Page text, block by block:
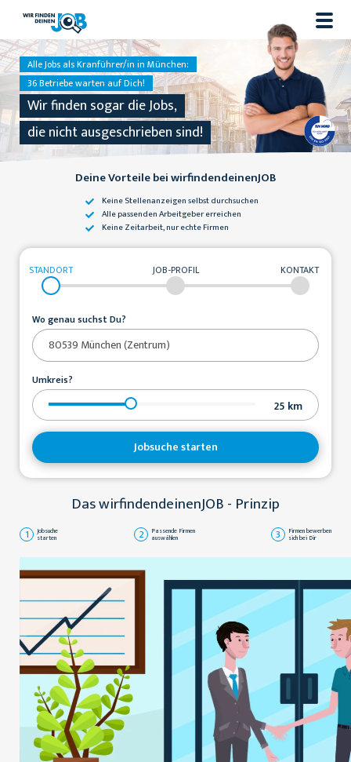
Alle Jobs als Kranführer/in in München:
36 Betriebe warten auf Dich!
Wir finden sogar die Jobs,
die nicht ausgeschrieben sind!
Deine Vorteile bei wirfindendeinenJOB
Keine Stellenanzeigenselbst durchsuchen
Alle passendenArbeitgeber erreichen
Keine Zeitarbeit,nur echte Firmen
STANDORT JOB-PROFIL KONTAKT
Wo genau suchst Du?
Umkreis?
25 km
Jobsuche starten
Das wirfindendeinenJOB - Prinzip
1 Jobsuche
starten 2 Passende Firmen
auswählen 3 Firmen bewerben
sich bei Dir